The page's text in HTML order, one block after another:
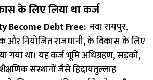
के लिए लिया था कर्ज
Become Debt Free: नवा रायपुर,
और नियोजित राजधानी, के विकास के लिए
गया था। यह कर्ज भूमि अधिग्रहण, सड़कों,
संस्थानों जैसे हिदायतुल्लाह